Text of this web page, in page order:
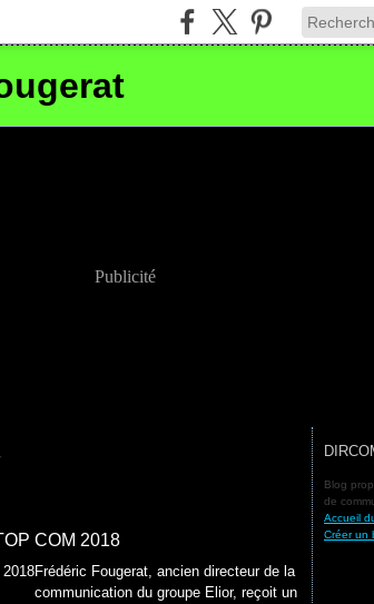
Publicité
COM 2018
Frédéric Fougerat, ancien directeur de la
communication du groupe Elior, reçoit un
Blog
de
Accueil
Créer un